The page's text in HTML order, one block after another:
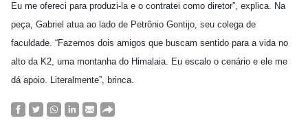
Eu me ofereci para produzi-la e o contratei como diretor”, explica. Na
peça, Gabriel atua ao lado de Petrônio Gontijo, seu colega de
faculdade. “Fazemos dois amigos que buscam sentido para a vida no
alto da K2, uma montanha do Himalaia. Eu escalo o cenário e ele me
dá apoio. Literalmente”, brinca.